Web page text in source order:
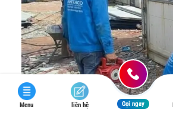
Menu liên hệ Gọi ngay